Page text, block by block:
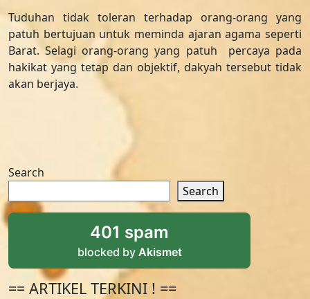
Tuduhan tidak toleran terhadap orang-orang yang
patuh bertujuan untuk meminda ajaran agama seperti
Barat. Selagi orang-orang yang patuh percaya pada
hakikat yang tetap dan objektif, dakyah tersebut tidak
akan berjaya.
Search
Search
401 spam
blocked by Akismet
== ARTIKEL TERKINI ! ==